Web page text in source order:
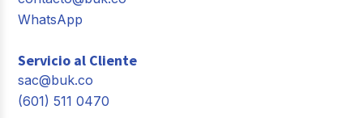
WhatsApp
Servicio al Cliente
sac@buk.co
(601) 511 0470